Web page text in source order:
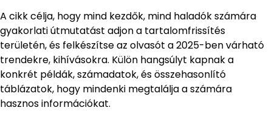
A cikk célja, hogy mind kezdők, mind haladók számára
gyakorlati útmutatást adjon a tartalomfrissítés
területén, és felkészítse az olvasót a 2025-ben várható
trendekre, kihívásokra. Külön hangsúlyt kapnak a
konkrét példák, számadatok, és összehasonlító
táblázatok, hogy mindenki megtalálja a számára
hasznos információkat.